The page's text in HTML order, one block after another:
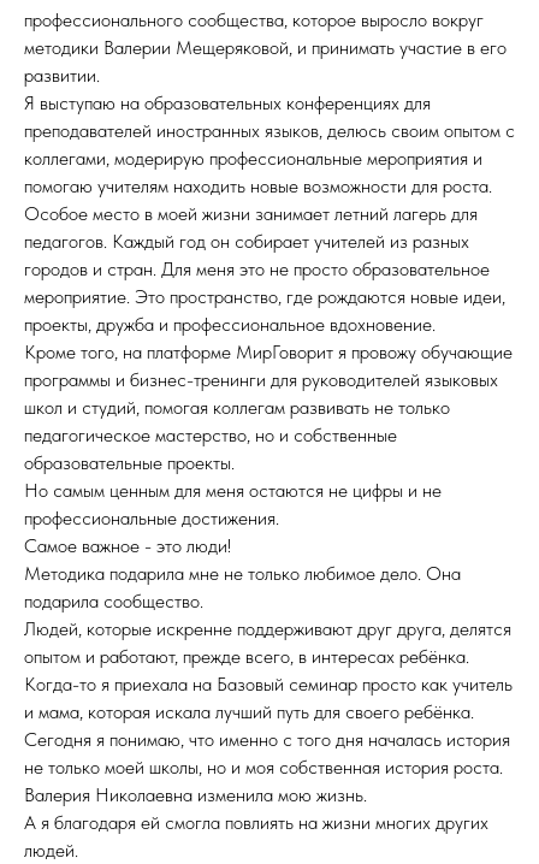
профессионального сообщества, которое выросло вокруг
методики Валерии Мещеряковой, и принимать участие в его
развитии.
Я выступаю на образовательных конференциях для
преподавателей иностранных языков, делюсь своим опытом с
коллегами, модерирую профессиональные мероприятия и
помогаю учителям находить новые возможности для роста.
Особое место в моей жизни занимает летний лагерь для
педагогов. Каждый год он собирает учителей из разных
городов и стран. Для меня это не просто образовательное
мероприятие. Это пространство, где рождаются новые идеи,
проекты, дружба и профессиональное вдохновение.
Кроме того, на платформе МирГоворит я провожу обучающие
программы и бизнес-тренинги для руководителей языковых
школ и студий, помогая коллегам развивать не только
педагогическое мастерство, но и собственные
образовательные проекты.
Но самым ценным для меня остаются не цифры и не
профессиональные достижения.
Самое важное - это люди!
Методика подарила мне не только любимое дело. Она
подарила сообщество.
Людей, которые искренне поддерживают друг друга, делятся
опытом и работают, прежде всего, в интересах ребёнка.
Когда-то я приехала на Базовый семинар просто как учитель
и мама, которая искала лучший путь для своего ребёнка.
Сегодня я понимаю, что именно с того дня началась история
не только моей школы, но и моя собственная история роста.
Валерия Николаевна изменила мою жизнь.
А я благодаря ей смогла повлиять на жизни многих других
людей.